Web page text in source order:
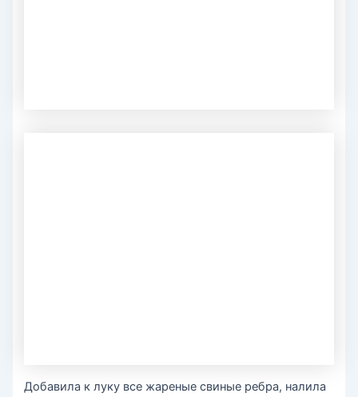
Добавила к луку все жареные свиные ребра, налила